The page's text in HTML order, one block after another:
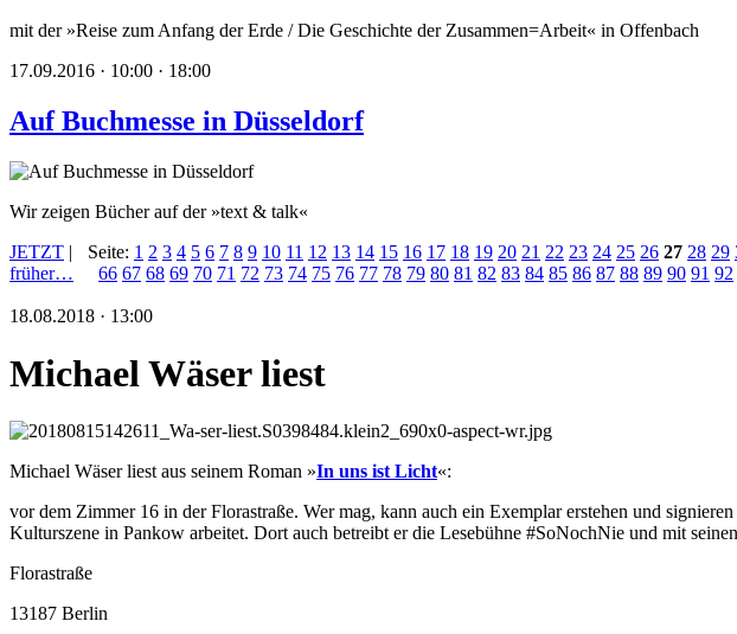
mit der »Reise zum Anfang der Erde / Die Geschichte der Zusammen=Arbeit« in Offenbach
17.09.2016 · 10:00 · 18:00
Auf Buchmesse in Düsseldorf
Wir zeigen Bücher auf der »text & talk«
JETZT |
früher…
Seite: 1 2 3 4 5 6 7 8 9 10 11 12 13 14 15 16 17 18 19 20 21 22 23 24 25 26 27 28 29
66 67 68 69 70 71 72 73 74 75 76 77 78 79 80 81 82 83 84 85 86 87 88 89 90 91 92
18.08.2018 · 13:00
Michael Wäser liest
Michael Wäser liest aus seinem Roman »In uns ist Licht«:
vor dem Zimmer 16 in der Florastraße. Wer mag, kann auch ein Exemplar erstehen und
Kulturszene in Pankow arbeitet. Dort auch betreibt er die Lesebühne #SoNochNie und mit
Florastraße
13187 Berlin